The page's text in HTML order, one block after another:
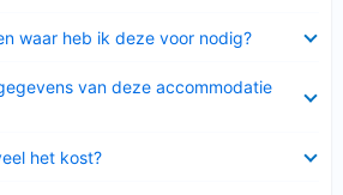
waar heb ik deze voor nodig?
van deze accommodatie
het kost?